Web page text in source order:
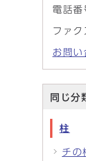
電話番
ファ
お問い
同じ分
柱
チの